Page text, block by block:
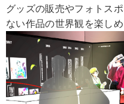
グッズの販売やフォトス
ない作品の世界観を楽し